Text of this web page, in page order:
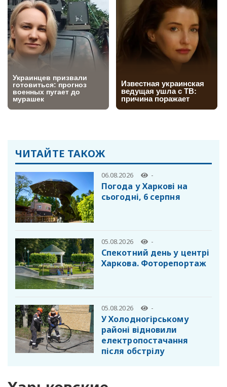
ЧИТАЙТЕ ТАКОЖ
06.08.2026 -
Погода у Харкові на
сьогодні, 6 серпня
05.08.2026 -
Спекотний день у центрі
Харкова. Фоторепортаж
05.08.2026 -
У Холодногірському
районі відновили
електропостачання
після обстрілу